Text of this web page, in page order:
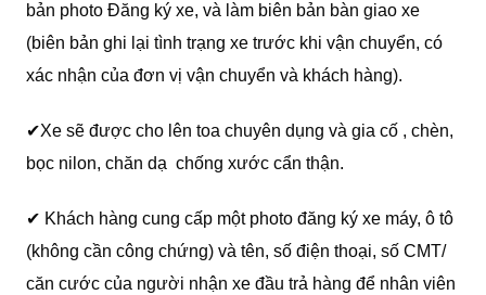
bản photo Đăng ký xe, và làm biên bản bàn giao xe
(biên bản ghi lại tình trạng xe trước khi vận chuyển, có
xác nhận của đơn vị vận chuyển và khách hàng).
✔Xe sẽ được cho lên toa chuyên dụng và gia cố , chèn,
bọc nilon, chăn dạ chống xước cẩn thận.
✔ Khách hàng cung cấp một photo đăng ký xe máy, ô tô
(không cần công chứng) và tên, số điện thoại, số CMT/
căn cước của người nhận xe đầu trả hàng để nhân viên